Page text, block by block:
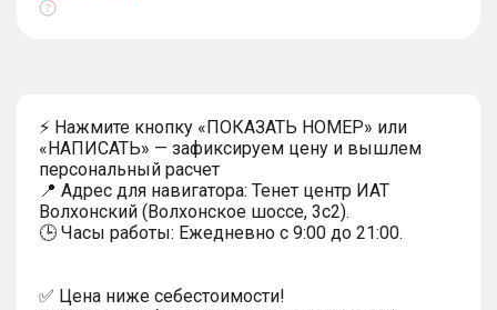
Показать
⚡ Нажмите кнопку «ПОКАЗАТЬ НОМЕР» или
«НАПИСАТЬ» — зафиксируем цену и вышлем
персональный расчет
📍 Адрес для навигатора: Тенет центр ИАТ
Волхонский (Волхонское шоссе, 3с2).
🕒 Часы работы: Ежедневно с 9:00 до 21:00.
✅ Цена ниже себестоимости!